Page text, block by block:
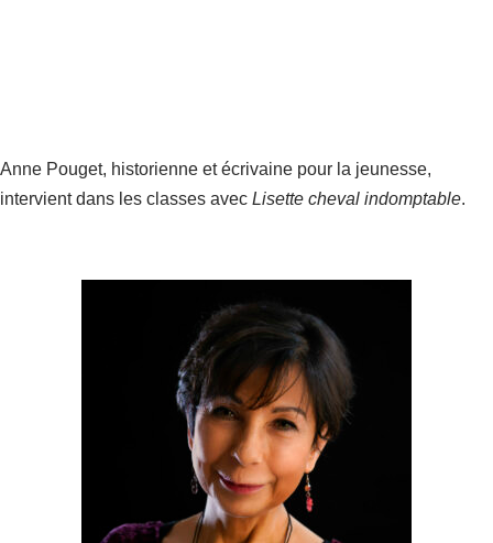
Anne Pouget, historienne et écrivaine pour la jeunesse,
intervient dans les classes avec Lisette cheval indomptable.